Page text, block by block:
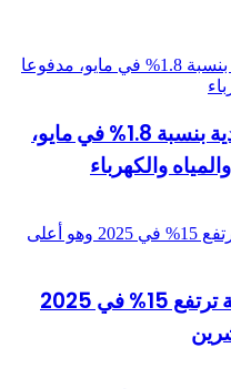
ارتفع معدل التضخم في السعودية بنسبة 1.8% في مايو،
والكهرباء
الصادرات السعودية غير النفطية ترتفع 15% في 2025